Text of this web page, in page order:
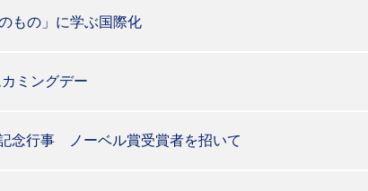
もの」に学ぶ国際化
ミングデー
念行事 ノーベル賞受賞者を招いて